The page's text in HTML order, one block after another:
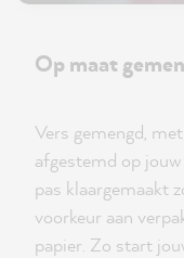
Op maat
Vers gemengd,
afgestemd op
pas klaargemaakt
voorkeur aan
papier. Zo start